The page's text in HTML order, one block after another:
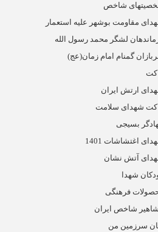
شاخص
مقاومت بوشهر علیه استعمار
لشگر محمد رسول الله
گمنام امام زمان(عج)
ارتش ایران
شهدای سلامت
بسیجی
اغتشاشات 1401
آتش نشان
شهدا
فرهنگی
شاخص ایران
سرزمین من